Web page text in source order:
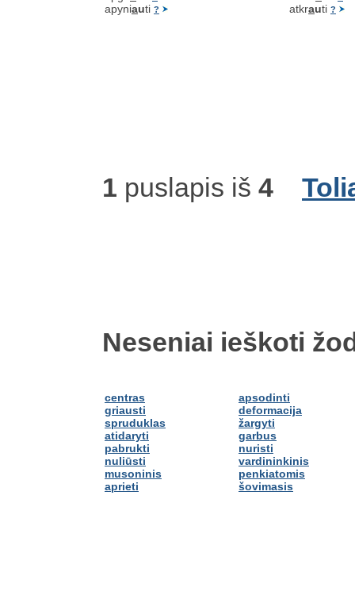
apyniauti ? atkrauti ?
1 puslapis iš 4
Neseniai ieškoti
centras
griausti
spruduklas
atidaryti
pabrukti
nuliūsti
musoninis
aprieti
apsodinti
deformacija
žargyti
garbus
nuristi
vardininkinis
penkiatomis
šovimasis